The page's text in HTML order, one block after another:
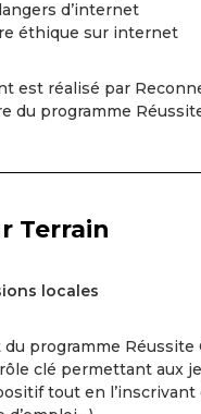
d’internet
éthique sur internet
est réalisé par
du programme
Terrain
locales
programme Réussite
clé permettant aux
tout en